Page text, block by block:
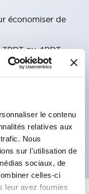
le contenu
relatives aux
Nous
sur l'utilisation de
sociaux, de
celles-ci
leur avez fournies
économiser de
ou 4PDT
(10A)
de type PCB
et un
supérieur,
panneau